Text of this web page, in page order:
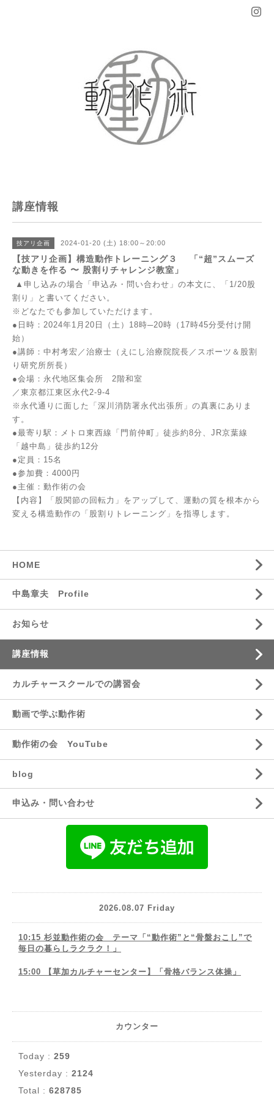
講座情報
技アリ企画 2024-01-20 (土) 18:00～20:00
【技アリ企画】構造動作トレーニング３ 「“超”スムーズ
な動きを作る 〜 股割りチャレンジ教室」
▲申し込みの場合「申込み・問い合わせ」の本文に、「1/20股
割り」と書いてください。
※どなたでも参加していただけます。
●日時：2024年1月20日（土）18時─20時（17時45分受付け開
始）
●講師：中村考宏／治療士（えにし治療院院長／スポーツ＆股割
り研究所所長）
●会場：永代地区集会所 2階和室
／東京都江東区永代2-9-4
※永代通りに面した「深川消防署永代出張所」の真裏にありま
す。
●最寄り駅：メトロ東西線「門前仲町」徒歩約8分、JR京葉線
「越中島」徒歩約12分
●定員：15名
●参加費：4000円
●主催：動作術の会
【内容】「股関節の回転力」をアップして、運動の質を根本から
変える構造動作の「股割りトレーニング」を指導します。
HOME
中島章夫 Profile
お知らせ
講座情報
カルチャースクールでの講習会
動画で学ぶ動作術
動作術の会 YouTube
blog
申込み・問い合わせ
2026.08.07 Friday
10:15 杉並動作術の会 テーマ「“動作術”と“骨盤おこし”で
毎日の暮らしラクラク！」
15:00 【草加カルチャーセンター】「骨格バランス体操」
カウンター
Today : 259
Yesterday : 2124
Total : 628785